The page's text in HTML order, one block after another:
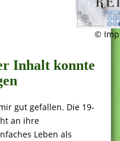
©
Inhalt konnte
gut gefallen. Die 19-
an ihre
Leben als